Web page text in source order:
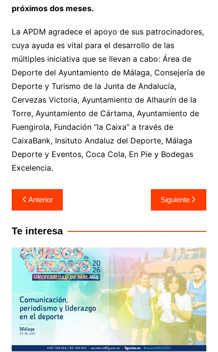
próximos dos meses.
La APDM agradece el apoyo de sus patrocinadores,
cuya ayuda es vital para el desarrollo de las
múltiples iniciativa que se llevan a cabo: Área de
Deporte del Ayuntamiento de Málaga, Consejería de
Deporte y Turismo de la Junta de Andalucía,
Cervezas Victoria, Ayuntamiento de Alhaurín de la
Torre, Ayuntamiento de Cártama, Ayuntamiento de
Fuengirola, Fundación “la Caixa” a través de
CaixaBank, Insituto Andaluz del Deporte, Málaga
Deporte y Eventos, Coca Cola, En Pie y Bodegas
Excelencia.
Anterior Siguiente
Te interesa